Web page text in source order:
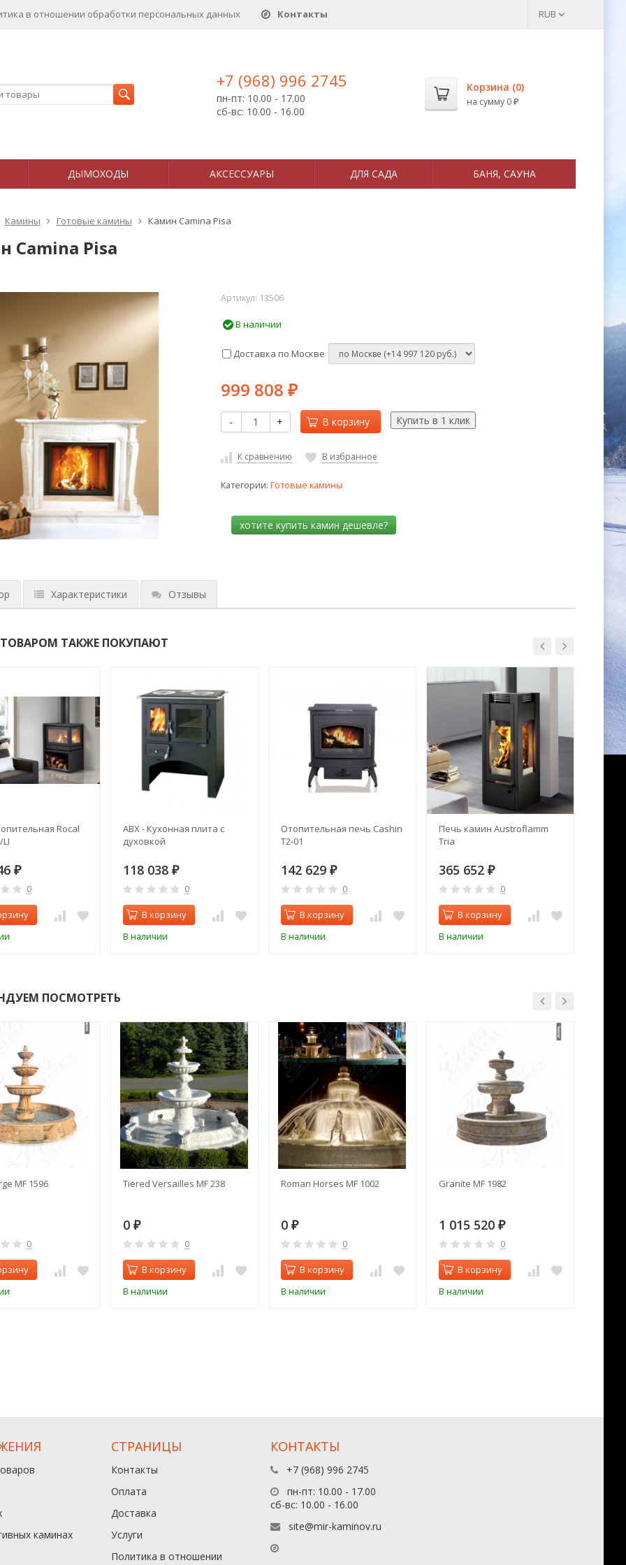
в отношении обработки персональных данныx Контакты RUB
+7 (968) 996 2745
пн-пт: 10.00 - 17.00
сб-вс: 10.00 - 16.00
Корзина (0)
на сумму 0 ₽
ДЫМОХОДЫ АКСЕССУАРЫ ДЛЯ САДА БАНЯ, САУНА
Камины Готовые камины Камин Camina Pisa
Camina Pisa
Артикул: 13506
В наличии
Доставка по Москве
999 808 ₽
- + В корзину
К сравнению В избранное
Категории: Готовые камины
Характеристики Отзывы
ТАКЖЕ ПОКУПАЮТ
Rocal
₽
0
ABX - Кухонная плита с
духовкой
118 038 ₽
0
В корзину
В наличии
Отопительная печь Cashin
T2-01
142 629 ₽
0
В корзину
В наличии
Печь камин Austroflamm
Tria
365 652 ₽
0
В корзину
В наличии
ПОСМОТРЕТЬ
MF 1596
0
Tiered Versailles MF 238
0 ₽
0
В корзину
В наличии
Roman Horses MF 1002
0 ₽
0
В корзину
В наличии
Granite MF 1982
1 015 520 ₽
0
В корзину
В наличии
каминах
СТРАНИЦЫ
Контакты
Оплата
Доставка
Услуги
Политика в отношении
КОНТАКТЫ
+7 (968) 996 2745
пн-пт: 10.00 - 17.00
сб-вс: 10.00 - 16.00
site@mir-kaminov.ru